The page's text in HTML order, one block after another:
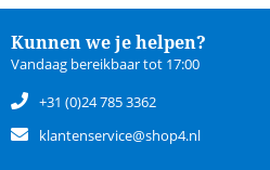
Kunnen we je helpen?
Vandaag bereikbaar tot 17:00
+31 (0)24 785 3362
klantenservice@shop4.nl